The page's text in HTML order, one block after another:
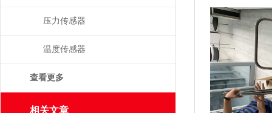
压力传感器
温度传感器
查看更多
相关文章